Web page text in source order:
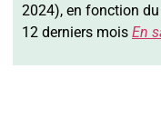
2024), en fonction
12 derniers mois En